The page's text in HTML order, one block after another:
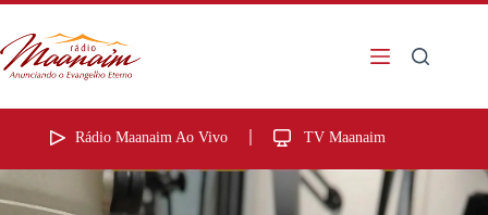
Rádio Maanaim Ao Vivo TV Maanaim